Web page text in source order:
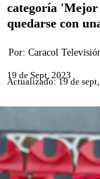
categoría
quedarse con
Por: Caracol
19 de Sept, 2023
Actualizado: 19 de